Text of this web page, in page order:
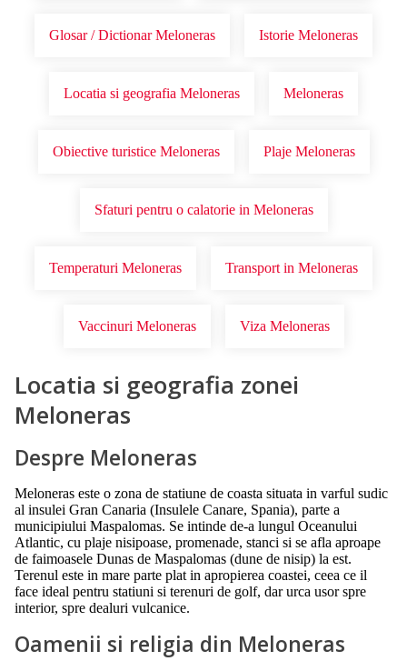
Glosar / Dictionar Meloneras Istorie Meloneras
Locatia si geografia Meloneras Meloneras
Obiective turistice Meloneras Plaje Meloneras
Sfaturi pentru o calatorie in Meloneras
Temperaturi Meloneras Transport in Meloneras
Vaccinuri Meloneras Viza Meloneras
Locatia si geografia zonei
Meloneras
Despre Meloneras
Meloneras este o zona de statiune de coasta situata in varful sudic
al insulei Gran Canaria (Insulele Canare, Spania), parte a
municipiului Maspalomas. Se intinde de-a lungul Oceanului
Atlantic, cu plaje nisipoase, promenade, stanci si se afla aproape
de faimoasele Dunas de Maspalomas (dune de nisip) la est.
Terenul este in mare parte plat in apropierea coastei, ceea ce il
face ideal pentru statiuni si terenuri de golf, dar urca usor spre
interior, spre dealuri vulcanice.
Oamenii si religia din Meloneras